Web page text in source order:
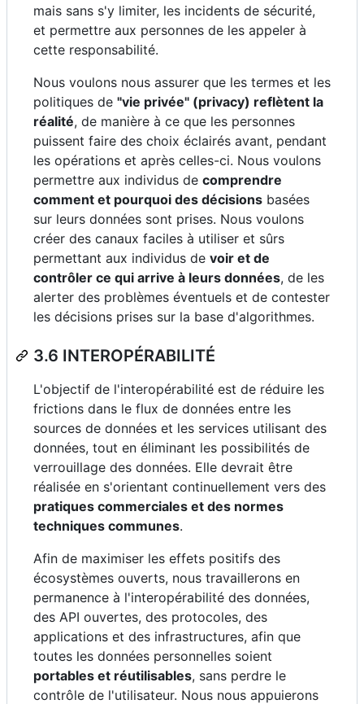
mais sans s'y limiter, les incidents de sécurité,
et permettre aux personnes de les appeler à
cette responsabilité.
Nous voulons nous assurer que les termes et les
politiques de "vie privée" (privacy) reflètent la
réalité, de manière à ce que les personnes
puissent faire des choix éclairés avant, pendant
les opérations et après celles-ci. Nous voulons
permettre aux individus de comprendre
comment et pourquoi des décisions basées
sur leurs données sont prises. Nous voulons
créer des canaux faciles à utiliser et sûrs
permettant aux individus de voir et de
contrôler ce qui arrive à leurs données, de les
alerter des problèmes éventuels et de contester
les décisions prises sur la base d'algorithmes.
3.6 INTEROPÉRABILITÉ
L'objectif de l'interopérabilité est de réduire les
frictions dans le flux de données entre les
sources de données et les services utilisant des
données, tout en éliminant les possibilités de
verrouillage des données. Elle devrait être
réalisée en s'orientant continuellement vers des
pratiques commerciales et des normes
techniques communes.
Afin de maximiser les effets positifs des
écosystèmes ouverts, nous travaillerons en
permanence à l'interopérabilité des données,
des API ouvertes, des protocoles, des
applications et des infrastructures, afin que
toutes les données personnelles soient
portables et réutilisables, sans perdre le
contrôle de l'utilisateur. Nous nous appuierons